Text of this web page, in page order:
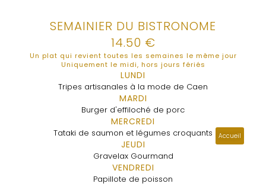
Accueil
SEMAINIER DU BISTRONOME
14.50 €
Un plat qui revient toutes les semaines le même jour
Uniquement le midi, hors jours fériés
LUNDI
Tripes artisanales à la mode de Caen
MARDI
Burger d'effiloché de porc
MERCREDI
Tataki de saumon et légumes croquants
JEUDI
Gravelax Gourmand
VENDREDI
Papillote de poisson